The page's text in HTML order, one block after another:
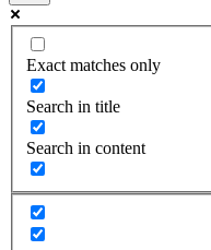
Exact matches only
Search in title
Search in content